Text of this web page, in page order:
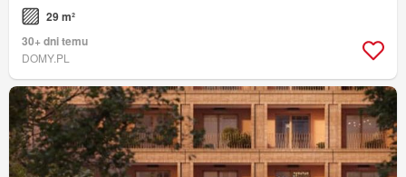
29 m²
30+ dni temu
DOMY.PL